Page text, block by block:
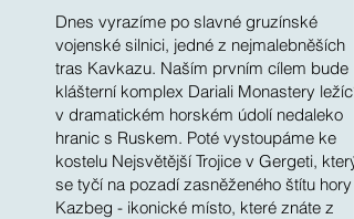
Dnes vyrazíme po slavné gruzínské
vojenské silnici, jedné z nejmalebněších
tras Kavkazu. Naším prvním cílem bude
klášterní komplex Dariali Monastery ležící
v dramatickém horském údolí nedaleko
hranic s Ruskem. Poté vystoupáme ke
kostelu Nejsvětější Trojice v Gergeti, který
se tyčí na pozadí zasněženého štítu hory
Kazbeg - ikonické místo, které znáte z